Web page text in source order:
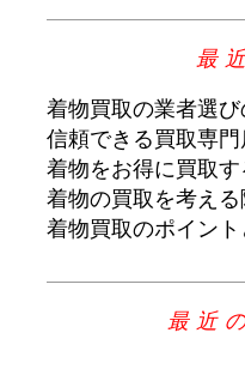
最
着物買取の業者選
信頼できる買取専
着物をお得に買取
着物の買取を考え
着物買取のポイン
最近